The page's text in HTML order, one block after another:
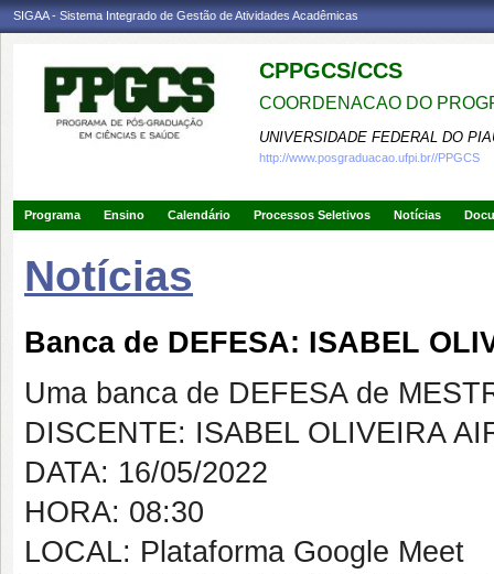
SIGAA - Sistema Integrado de Gestão de Atividades Acadêmicas
CPPGCS/CCS
COORDENACAO DO
UNIVERSIDADE FEDERAL DO
http://www.posgraduacao.ufpi.br//PPGCS
Programa Ensino Calendário Processos Seletivos Notícias
Notícias
Banca de DEFESA: ISABEL
Uma banca de DEFESA de
DISCENTE: ISABEL OLIVEIRA
DATA: 16/05/2022
HORA: 08:30
LOCAL: Plataforma Google Meet